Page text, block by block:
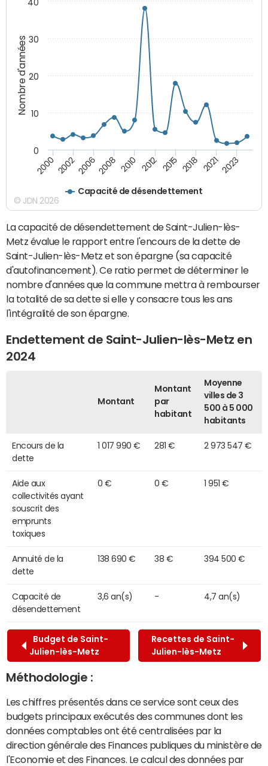
Nombre d'années
Capacité de désendettement
2000 200220062008 2010 2012 2015 2018 2021 2023
0
10
20
30
40
© JDN 2026
La capacité de désendettement de Saint-Julien-lès-
Metz évalue le rapport entre l'encours de la dette de
Saint-Julien-lès-Metz et son épargne (sa capacité
d'autofinancement). Ce ratio permet de déterminer le
nombre d'années que la commune mettra à rembourser
la totalité de sa dette si elle y consacre tous les ans
l'intégralité de son épargne.
Endettement de Saint-Julien-lès-Metz en
2024
Montant
Montant
par
habitant
Moyenne
villes de 3
500 à 5 000
habitants
Encours de la
dette
1 017 990 € 281 € 2 973 547 €
Aide aux
collectivités ayant
souscrit des
emprunts
toxiques
0 € 0 € 1 951 €
Annuité de la
dette
138 690 € 38 € 394 500 €
Capacité de
désendettement
3,6 an(s) - 4,7 an(s)
Budget de Saint-
Julien-lès-Metz
Recettes de Saint-
Julien-lès-Metz
Méthodologie :
Les chiffres présentés dans ce service sont ceux des
budgets principaux exécutés des communes dont les
données comptables ont été centralisées par la
direction générale des Finances publiques du ministère de
l'Economie et des Finances. Le calcul des données par